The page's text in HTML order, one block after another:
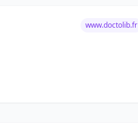
www.doctolib.fr